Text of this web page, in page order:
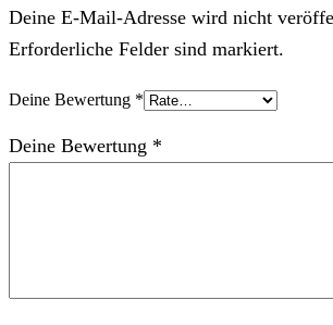
Deine E-Mail-Adresse wird nicht
Erforderliche Felder sind markiert.
Deine Bewertung *
Deine Bewertung *